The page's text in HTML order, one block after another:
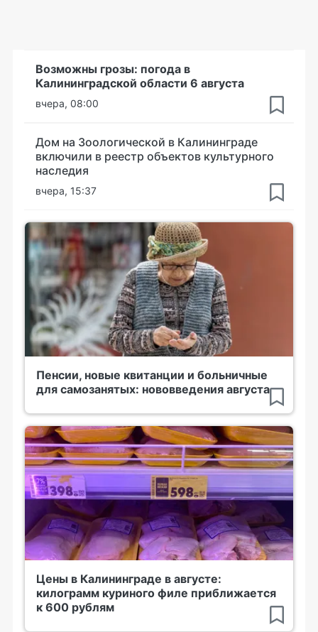
Возможны грозы: погода в
Калининградской области 6 августа
вчера, 08:00
Дом на Зоологической в Калининграде
включили в реестр объектов культурного
наследия
вчера, 15:37
Пенсии, новые квитанции и больничные
для самозанятых: нововведения августа
Цены в Калининграде в августе:
килограмм куриного филе приближается
к 600 рублям